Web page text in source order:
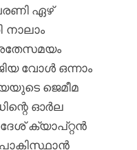
ഏഴ്
നാലാം
വോൾ ഒന്നാം
ജെമീമ
ഓർല
ക്യാപ്റ്റൻ